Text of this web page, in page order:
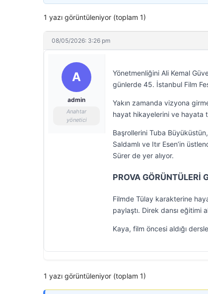
1 yazı görüntüleniyor (toplam 1)
08/05/2026: 3:26 pm
A
admin
Anahtar
yönetici
Yönetmenliğini Ali Kemal
günlerde 45. İstanbul Film
Yakın zamanda vizyona
hayat hikayelerini ve hayata
Başrollerini Tuba
Saldamlı ve Itır Esen’in
Sürer de yer alıyor.
PROVA GÖRÜNTÜLERİ
Filmde Tülay karakterine
paylaştı. Direk dansı eğitimi
Kaya, film öncesi aldığı
1 yazı görüntüleniyor (toplam 1)